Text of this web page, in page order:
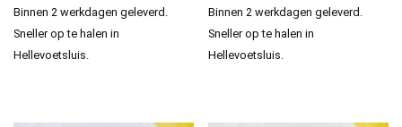
Binnen 2 werkdagen geleverd.
Sneller op te halen in
Hellevoetsluis.
Binnen 2 werkdagen geleverd.
Sneller op te halen in
Hellevoetsluis.